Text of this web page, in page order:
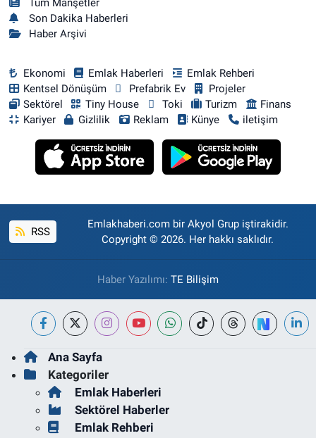
Son Dakika Haberleri
Haber Arşivi
Ekonomi Emlak Haberleri
Emlak Rehberi
Kentsel Dönüşüm
Prefabrik Ev
Projeler
Sektörel
Tiny House Toki Turizm
Finans
Kariyer
Gizlilik Reklam Künye iletişim
RSS
Emlakhaberi.com bir Akyol Grup iştirakidir.
Copyright © 2026. Her hakkı saklıdır.
Haber Yazılımı: TE Bilişim
Ana Sayfa
Kategoriler
Emlak Haberleri
Sektörel Haberler
Emlak Rehberi